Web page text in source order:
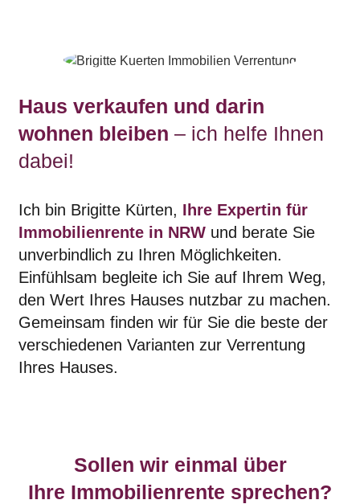
Haus verkaufen und darin
wohnen bleiben – ich helfe Ihnen
dabei!
Ich bin Brigitte Kürten, Ihre Expertin für
Immobilienrente in NRWund berate Sie
unverbindlich zu Ihren Möglichkeiten.
Einfühlsam begleite ich Sie auf Ihrem Weg,
den Wert Ihres Hauses nutzbar zu machen.
Gemeinsam finden wir für Sie die beste der
verschiedenen Varianten zur Verrentung
Ihres Hauses.
Sollen wir einmal über
Ihre Immobilienrente sprechen?